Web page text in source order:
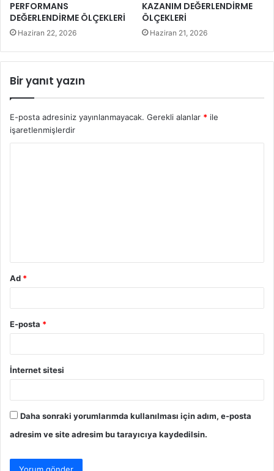
PERFORMANS
DEĞERLENDİRME ÖLÇEKLERİ
Haziran 22, 2026
KAZANIM DEĞERLENDİRME
ÖLÇEKLERİ
Haziran 21, 2026
Bir yanıt yazın
E-posta adresiniz yayınlanmayacak. Gerekli alanlar * ile
işaretlenmişlerdir
Ad *
E-posta *
İnternet sitesi
Daha sonraki yorumlarımda kullanılması için adım, e-posta
adresim ve site adresim bu tarayıcıya kaydedilsin.